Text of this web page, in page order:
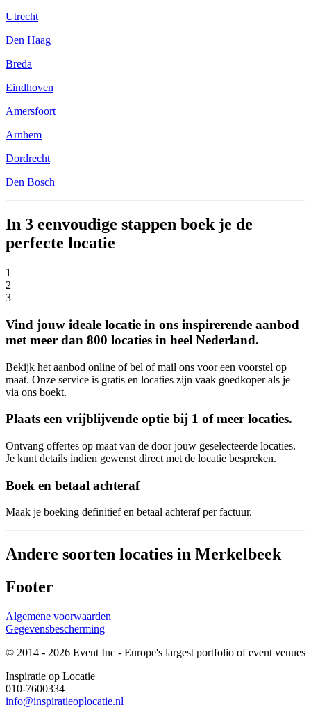
Utrecht
Den Haag
Breda
Eindhoven
Amersfoort
Arnhem
Dordrecht
Den Bosch
In 3 eenvoudige stappen boek je de
perfecte locatie
1
2
3
Vind jouw ideale locatie in ons inspirerende aanbod
met meer dan 800 locaties in heel Nederland.
Bekijk het aanbod online of bel of mail ons voor een voorstel op
maat. Onze service is gratis en locaties zijn vaak goedkoper als je
via ons boekt.
Plaats een vrijblijvende optie bij 1 of meer locaties.
Ontvang offertes op maat van de door jouw geselecteerde locaties.
Je kunt details indien gewenst direct met de locatie bespreken.
Boek en betaal achteraf
Maak je boeking definitief en betaal achteraf per factuur.
Andere soorten locaties in Merkelbeek
Footer
Algemene voorwaarden
Gegevensbescherming
© 2014 - 2026 Event Inc - Europe's largest portfolio of event venues
Inspiratie op Locatie
010-7600334
info@inspiratieoplocatie.nl